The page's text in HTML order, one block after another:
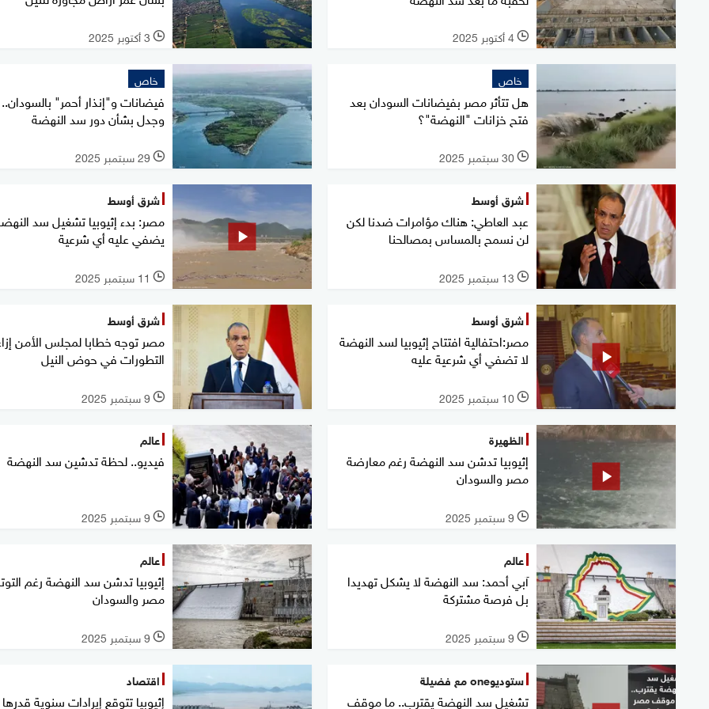
l 4 أكتوبر 2025 l 3 أكتوبر 2025
خاص
هل تتأثر مصر بفيضانات السودان بعد
فتح خزانات "النهضة"؟
l 30 سبتمبر 2025
خاص
فيضانات و"إنذار أحمر" بالسودان..
وجدل بشأن دور سد النهضة
l 29 سبتمبر 2025
شرق أوسط
عبد العاطي: هناك مؤامرات ضدنا لكن
لن نسمح بالمساس بمصالحنا
l 13 سبتمبر 2025
شرق أوسط
مصر: بدء إثيوبيا تشغيل سد
يضفي عليه أي شرعية
l 11 سبتمبر 2025
شرق أوسط
مصر:احتفالية افتتاح إثيوبيا لسد النهضة
لا تضفي أي شرعية عليه
l 10 سبتمبر 2025
شرق أوسط
مصر توجه خطابا لمجلس الأمن
التطورات في حوض النيل
l 9 سبتمبر 2025
الظهيرة
إثيوبيا تدشن سد النهضة رغم معارضة
مصر والسودان
l 9 سبتمبر 2025
عالم
فيديو.. لحظة تدشين سد النهضة
l 9 سبتمبر 2025
عالم
آبي أحمد: سد النهضة لا يشكل تهديدا
بل فرصة مشتركة
l 9 سبتمبر 2025
عالم
إثيوبيا تدشن سد النهضة رغم
مصر والسودان
l 9 سبتمبر 2025
ستوديوone مع فضيلة
تشغيل سد النهضة يقترب.. ما موقف
اقتصاد
إثيوبيا تتوقع إيرادات سنوية قدرها